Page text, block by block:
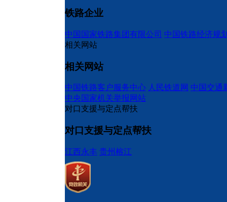
铁路企业
中国国家铁路集团有限公司 中国铁路经济规
相关网站
相关网站
中国铁路客户服务中心 人民铁道网 中国交通
中央国家机关举报网站
对口支援与定点帮扶
对口支援与定点帮扶
江西永丰 贵州榕江